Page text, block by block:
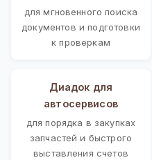
для мгновенного поиска
документов и подготовки
к проверкам
Диадок для
автосервисов
для порядка в закупках
запчастей и быстрого
выставления счетов